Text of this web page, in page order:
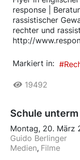
response |
rassistischer
rechter und
http://
Markiert in:
19492
Schule
Montag, 20. März
Guido Berlinger
Medien Filme